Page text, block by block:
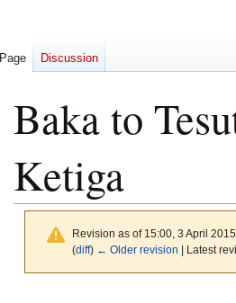
Baka to
Ketiga
Revision as of 15:00, 3 April
(diff) ← Older revision | Latest
Page Discussion